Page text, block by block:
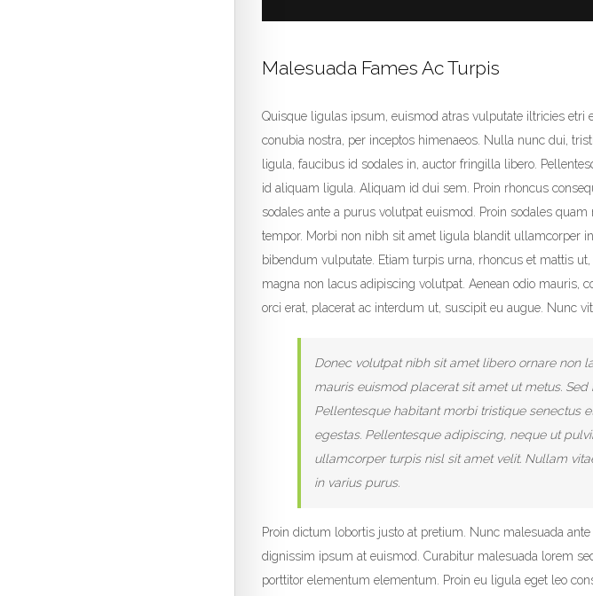
Malesuada Fames Ac Turpis
Quisque ligulas ipsum, euismod atras vulputate iltricies etri
conubia nostra, per inceptos himenaeos. Nulla nunc dui,
ligula, faucibus id sodales in, auctor fringilla libero.
id aliquam ligula. Aliquam id dui sem. Proin rhoncus
sodales ante a purus volutpat euismod. Proin sodales
tempor. Morbi non nibh sit amet ligula blandit ullamcorper
bibendum vulputate. Etiam turpis urna, rhoncus et mattis
magna non lacus adipiscing volutpat. Aenean odio mauris,
orci erat, placerat ac interdum ut, suscipit eu augue. Nunc
Donec volutpat nibh sit amet libero ornare non
mauris euismod placerat sit amet ut metus.
Pellentesque habitant morbi tristique senectus
egestas. Pellentesque adipiscing, neque ut
ullamcorper turpis nisl sit amet velit. Nullam
in varius purus.
Proin dictum lobortis justo at pretium. Nunc malesuada
dignissim ipsum at euismod. Curabitur malesuada lorem
porttitor elementum elementum. Proin eu ligula eget leo